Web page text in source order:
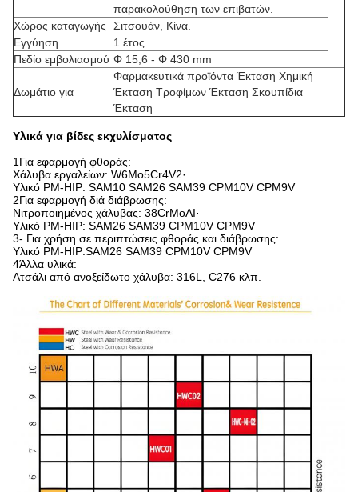
παρακολούθηση των επιβατών.
Χώρος καταγωγής
Σιτσουάν, Κίνα.
Εγγύηση
1 έτος
Πεδίο εμβολιασμού Φ 15,6 - Φ 430 mm
Δωμάτιο για
Φαρμακευτικά προϊόντα Έκταση Χημική
Έκταση Τροφίμων Έκταση Σκουπίδια
Έκταση
Υλικά για βίδες εκχυλίσματος
1Για εφαρμογή φθοράς:
Χάλυβα εργαλείων: W6Mo5Cr4V2·
Υλικό PM-HIP: SAM10 SAM26 SAM39 CPM10V CPM9V
2Για εφαρμογή διά διάβρωσης:
Νιτροποιημένος χάλυβας: 38CrMoAI·
Υλικό PM-HIP: SAM26 SAM39 CPM10V CPM9V
3- Για χρήση σε περιπτώσεις φθοράς και διάβρωσης:
Υλικό PM-HIP:SAM26 SAM39 CPM10V CPM9V
4Άλλα υλικά:
Ατσάλι από ανοξείδωτο χάλυβα: 316L, C276 κλπ.